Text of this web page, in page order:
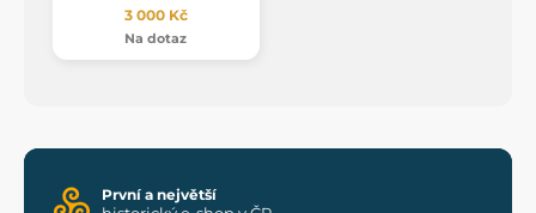
3 000 Kč
Na dotaz
První a největší